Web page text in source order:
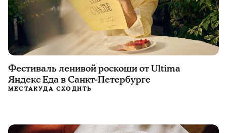
Фестиваль ленивой роскоши от Ultima
Яндекс Еда в Санкт-Петербурге
МЕСТАКУДА СХОДИТЬ